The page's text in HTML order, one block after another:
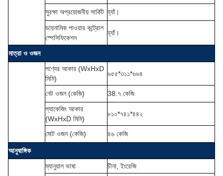
সুরক্ষা অপ্রয়োজনীয় সার্কিট হ্যাঁ।
ডায়নামিক পাওয়ার কন্ট্রোল
স্পেসিফিকেশন
হ্যাঁ।
মাত্রা ও ওজন
পণ্যের আকার (WxHxD
মিমি)
৬৫৫*৩১১*৬৬৪
নেট ওজন (কেজি)
38.৭ কেজি
প্যাকেজিং আকার
(WxHxD মিমি)
৮১০*৭৪১*৪৪২
মোট ওজন (কেজি) ৪৬ কেজি
আনুষাঙ্গিক
ম্যানুয়াল ভাষা
চীনা, ইংরেজি